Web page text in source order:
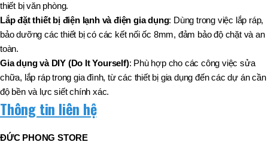
thiết bị văn phòng.
Lắp đặt thiết bị điện lạnh và điện gia dụng: Dùng trong việc lắp ráp,
bảo dưỡng các thiết bị có các kết nối ốc 8mm, đảm bảo độ chặt và an
toàn.
Gia dụng và DIY (Do It Yourself): Phù hợp cho các công việc sửa
chữa, lắp ráp trong gia đình, từ các thiết bị gia dụng đến các dự án cần
độ bền và lực siết chính xác.
Thông tin liên hệ
ĐỨC PHONG STORE